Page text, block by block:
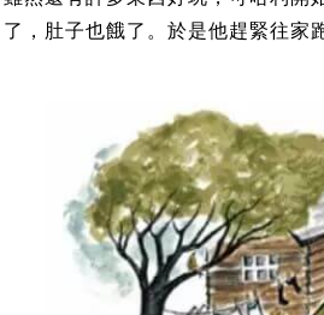
了，肚子也餓了。於是他趕緊往家